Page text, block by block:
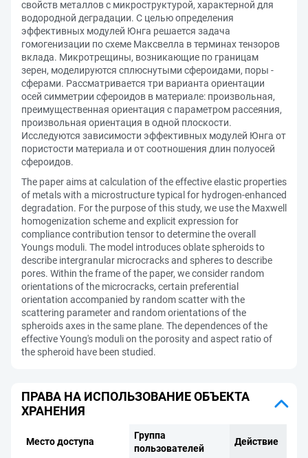
свойств металлов с микроструктурой, характерной для
водородной деградации. С целью определения
эффективных модулей Юнга решается задача
гомогенизации по схеме Максвелла в терминах тензоров
вклада. Микротрещины, возникающие по границам
зерен, моделируются сплюснутыми сфероидами, поры -
сферами. Рассматривается три варианта ориентации
осей симметрии сфероидов в материале: произвольная,
преимущественная ориентация с параметром рассеяния,
произвольная ориентация в одной плоскости.
Исследуются зависимости эффективных модулей Юнга от
пористости материала и от соотношения длин полуосей
сфероидов.
The paper aims at calculation of the effective elastic properties
of metals with a microstructure typical for hydrogen-enhanced
degradation. For the purpose of this study, we use the Maxwell
homogenization scheme and explicit expression for
compliance contribution tensor to determine the overall
Youngs moduli. The model introduces oblate spheroids to
describe intergranular microcracks and spheres to describe
pores. Within the frame of the paper, we consider random
orientations of the microcracks, certain preferential
orientation accompanied by random scatter with the
scattering parameter and random orientations of the
spheroids axes in the same plane. The dependences of the
effective Young's moduli on the porosity and aspect ratio of
the spheroid have been studied.
ПРАВА НА ИСПОЛЬЗОВАНИЕ ОБЪЕКТА
ХРАНЕНИЯ
Место доступа
Группа
пользователей
Действие